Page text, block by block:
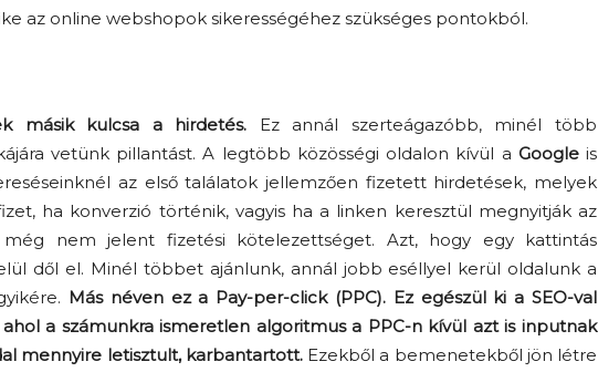
az online webshopok sikerességéhez szükséges pontokból.
másik kulcsa a hirdetés. Ez annál szerteágazóbb, minél több
vetünk pillantást. A legtöbb közösségi oldalon kívül a Googleis
az első találatok jellemzően fizetett hirdetések, melyek
ha konverzió történik, vagyis ha a linken keresztül megnyitják az
nem jelent fizetési kötelezettséget. Azt, hogy egy kattintás
dől el. Minél többet ajánlunk, annál jobb eséllyel kerül oldalunk a
Más néven ez a Pay-per-click (PPC). Ez egészül ki a SEO-val
a számunkra ismeretlen algoritmus a PPC-n kívül azt is inputnak
mennyire letisztult, karbantartott.Ezekből a bemenetekből jön létre